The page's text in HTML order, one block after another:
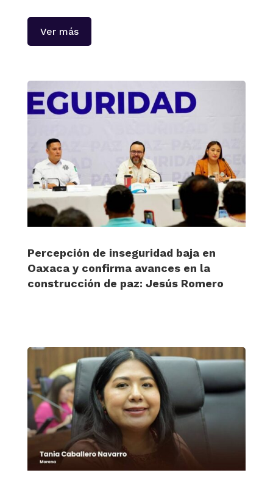
Ver más
Percepción de inseguridad baja en
Oaxaca y confirma avances en la
construcción de paz: Jesús Romero